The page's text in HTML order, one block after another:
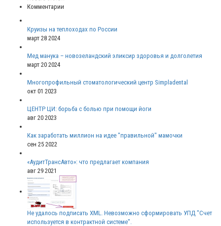
Комментарии
Круизы на теплоходах по России
март 28 2024
Мед манука – новозеландский эликсир здоровья и долголетия
март 20 2024
Многопрофильный стоматологический центр Simpladental
окт 01 2023
ЦЕНТР ЦИ: борьба с болью при помощи йоги
авг 20 2023
Как заработать миллион на идее "правильной" мамочки
сен 25 2022
«АудитТрансАвто»: что предлагает компания
авг 29 2021
Не удалось подписать XML. Невозможно сформировать УПД "Счет
используется в контрактной системе".